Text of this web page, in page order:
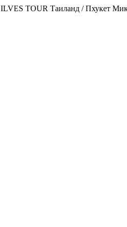
ILVES TOUR Таиланд / Пхукет